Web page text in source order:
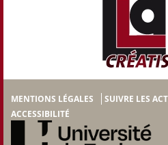
MENTIONS LÉGALES
SUIVRE LES
ACCESSIBILITÉ